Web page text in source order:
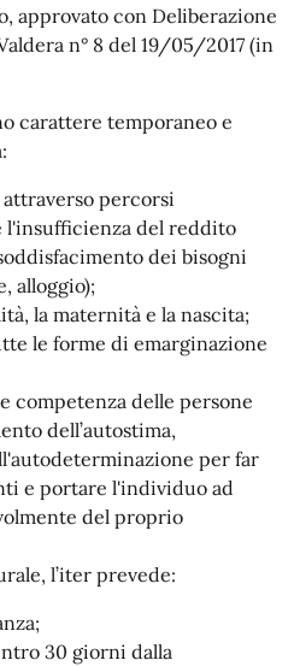
approvato con Deliberazione
n° 8 del 19/05/2017 (in
carattere temporaneo e
percorsi
l'insufficienza del reddito
dei bisogni
alloggio);
la maternità e la nascita;
le forme di emarginazione
competenza delle persone
dell’autostima,
per far
e portare l'individuo ad
del proprio
l’iter prevede:
30 giorni dalla